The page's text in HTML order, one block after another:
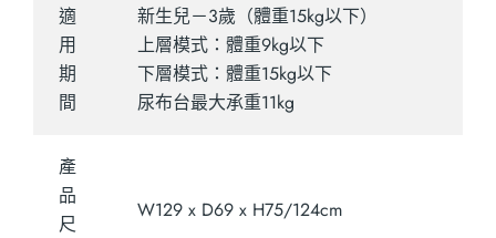
適
用
期
間
新生兒－3歲（體重15kg以下）
上層模式：體重9kg以下
下層模式：體重15kg以下
尿布台最大承重11kg
產
品
尺
W129 x D69 x H75/124cm